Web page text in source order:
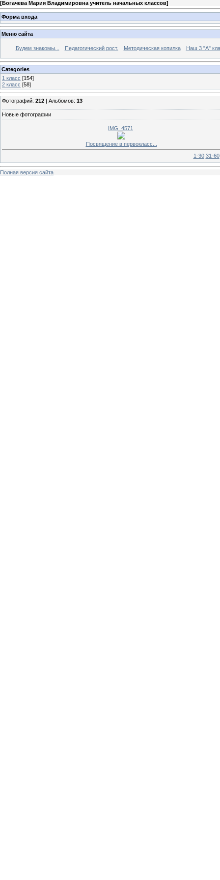
[Богачева Мария Владимировна учитель начальных классов]
Форма входа
Меню сайта
Будем знакомы... Педагогический рост. Методическая копилка Наш 3 "А"
Categories
1 класс [154]
2 класс [58]
Фотографий: 212 | Альбомов: 13
Новые фотографии
IMG_4571
Посвящение в первокласс...
1-30 31-60
Полная версия сайта